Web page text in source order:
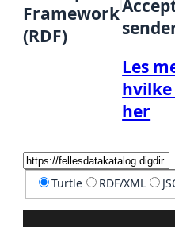
Framework
(RDF)
Les
her
Turtle RDF/XML